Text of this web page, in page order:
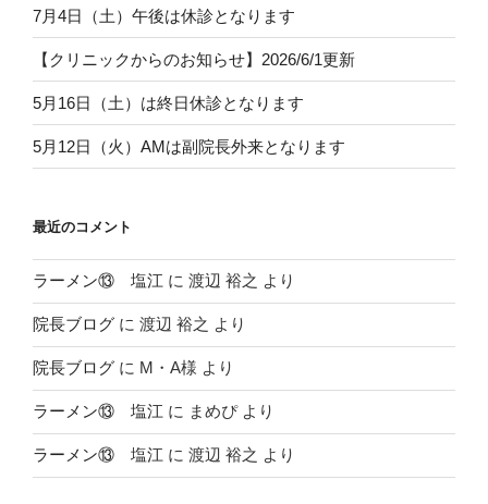
7月4日（土）午後は休診となります
【クリニックからのお知らせ】2026/6/1更新
5月16日（土）は終日休診となります
5月12日（火）AMは副院長外来となります
最近のコメント
ラーメン⑬ 塩江 に 渡辺 裕之 より
院長ブログ に 渡辺 裕之 より
院長ブログ に M・A様 より
ラーメン⑬ 塩江 に まめぴより
ラーメン⑬ 塩江 に 渡辺 裕之 より